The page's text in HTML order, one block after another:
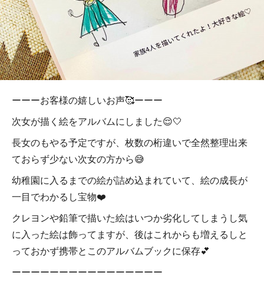
ーーーお客様の嬉しいお声🥰ーーー
次女が描く絵をアルバムにしました😌🤍
長女のもやる予定ですが、枚数の桁違いで全然整理出来
ておらず少ない次女の方から😅
幼稚園に入るまでの絵が詰め込まれていて、絵の成長が
一目でわかるし宝物❤️
クレヨンや鉛筆で描いた絵はいつか劣化してしまうし気
に入った絵は飾ってますが、後はこれからも増えるしと
っておかず携帯とこのアルバムブックに保存💕
ーーーーーーーーーーーーーーーー